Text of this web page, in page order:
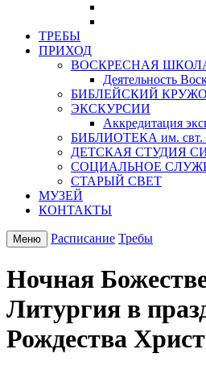
ТРЕБЫ
ПРИХОД
ВОСКРЕСНАЯ
Деятельность
БИБЛЕЙСКИЙ
ЭКСКУРСИИ
Аккредитация
БИБЛИОТЕКА им. свт.
ДЕТСКАЯ СТУДИЯ
СОЦИАЛЬНОЕ
СТАРЫЙ СВЕТ
МУЗЕЙ
КОНТАКТЫ
Меню Расписание Требы
Ночная
Литургия в
Рождества